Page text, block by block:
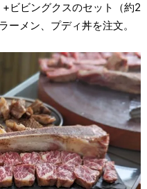
ビビングクスのセット（約2
ーメン、プディ丼を注文。